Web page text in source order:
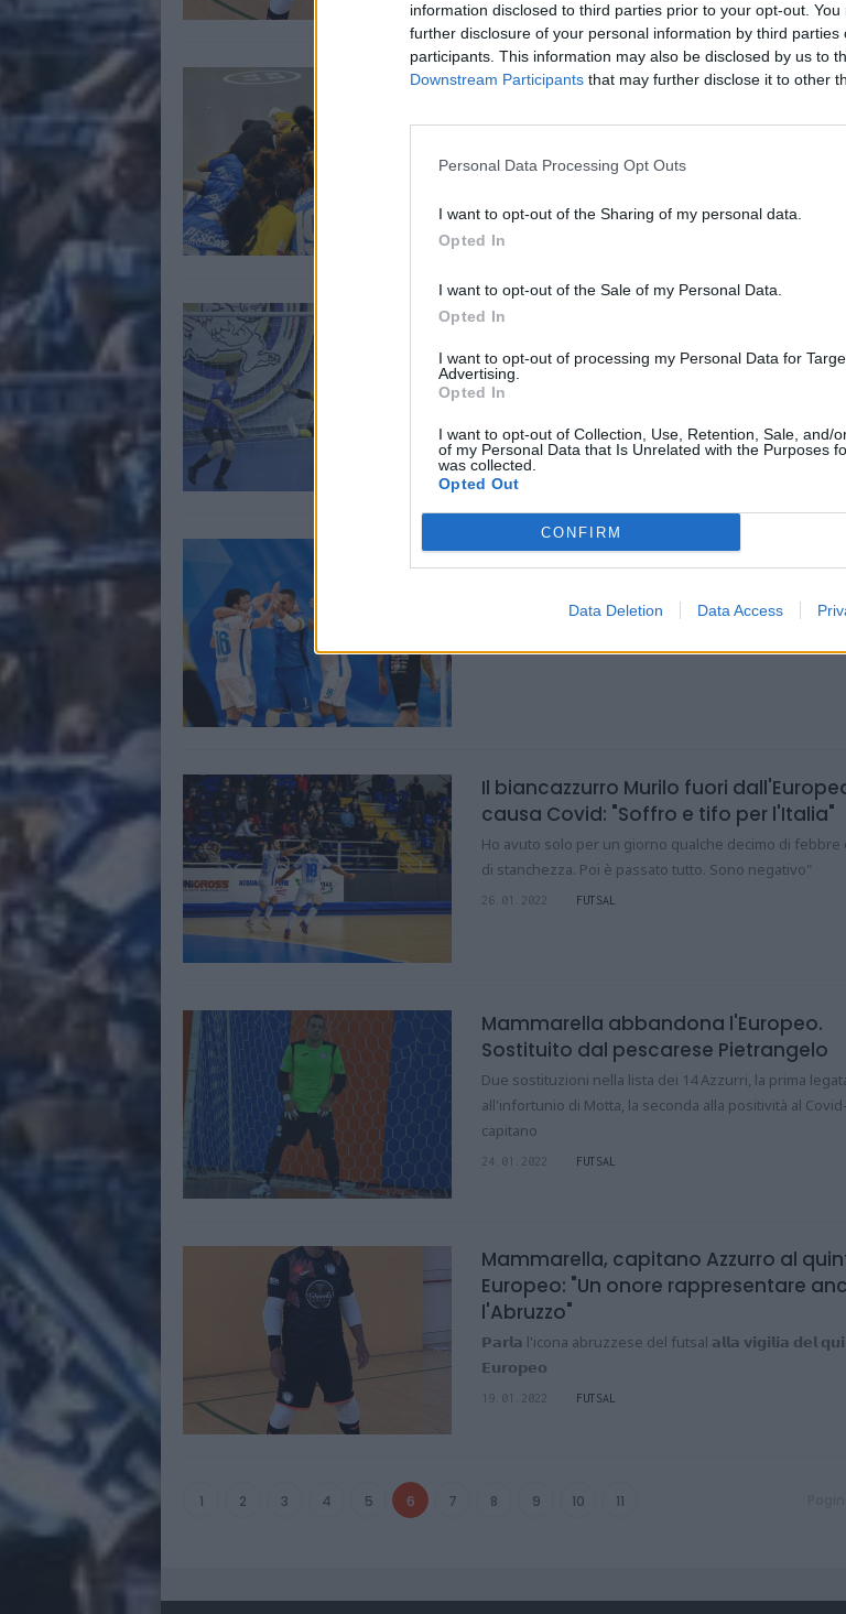
information disclosed to third parties prior to your opt-out.
further disclosure of your personal information by third parties
participants. This information may also be disclosed by us to
Downstream Participants that may further disclose it to other
Personal Data Processing Opt Outs
I want to opt-out of the Sharing of my personal data.
Opted In
I want to opt-out of the Sale of my Personal Data.
Opted In
I want to opt-out of processing my Personal Data for
Advertising.
Opted In
I want to opt-out of Collection, Use, Retention, Sale, and/
of my Personal Data that Is Unrelated with the Purposes
was collected.
Opted Out
CONFIRM
Data Deletion Data Access
Il derby d'Abruzzo è biancazzurro
I grandi abruzzesi dello sport: Stefano
Il più forte portiere di tutti i tempi. E uno dei migliori al
all time
16.02.2022 FUTSAL
Il Delfino vola alle Final Eight di Coppa
FUTSAL
Il biancazzurro Murilo fuori
causa Covid: "Soffro e tifo per l'Italia"
Ho avuto solo per un giorno qualche decimo di febbre
di stanchezza. Poi è passato tutto. Sono negativo"
26.01.2022 FUTSAL
Mammarella abbandona l'Europeo.
Sostituito dal pescarese Pietrangelo
Due sostituzioni nella lista dei 14 Azzurri, la prima
all'infortunio di Motta, la seconda alla positività al
capitano
24.01.2022 FUTSAL
Mammarella, capitano Azzurro al
Europeo: "Un onore rappresentare
l'Abruzzo"
𝗣𝗮𝗿𝗹𝗮 l'icona abruzzese del futsal 𝗮𝗹𝗹𝗮 𝘃𝗶𝗴𝗶𝗹𝗶𝗮 𝗱𝗲𝗹
𝗘𝘂𝗿𝗼𝗽𝗲𝗼
19.01.2022 FUTSAL
1 2 3 4 5 6 7 8 9 10 11